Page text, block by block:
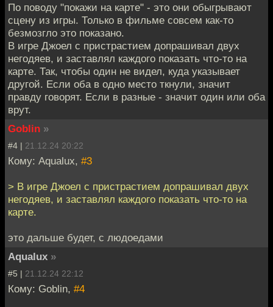
По поводу "покажи на карте" - это они обыгрывают
сцену из игры. Только в фильме совсем как-то
безмозгло это показано.
В игре Джоел с пристрастием допрашивал двух
негодяев, и заставлял каждого показать что-то на
карте. Так, чтобы один не видел, куда указывает
другой. Если оба в одно место ткнули, значит
правду говорят. Если в разные - значит один или оба
врут.
Goblin »
#4 | 21.12.24 20:22
Кому: Aqualux, #3
> В игре Джоел с пристрастием допрашивал двух
негодяев, и заставлял каждого показать что-то на
карте.
это дальше будет, с людоедами
Aqualux »
#5 | 21.12.24 22:12
Кому: Goblin, #4